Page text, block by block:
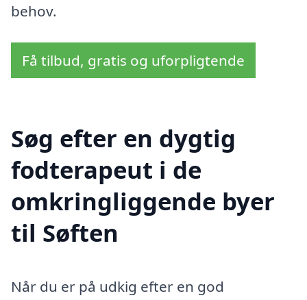
behov.
Få tilbud, gratis og uforpligtende
Søg efter en dygtig
fodterapeut i de
omkringliggende byer
til Søften
Når du er på udkig efter en god